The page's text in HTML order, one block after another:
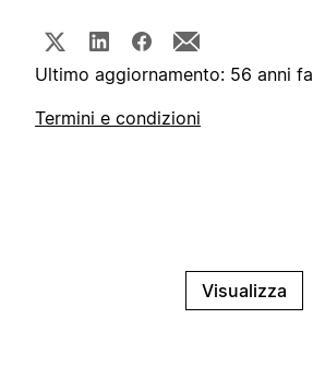
Ultimo aggiornamento: 56 anni fa
Termini e condizioni
Visualizza